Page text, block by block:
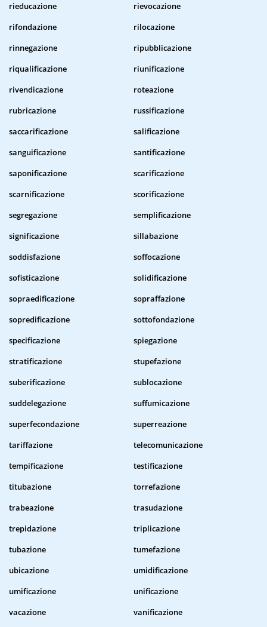
rieducazione
rievocazione
rifondazione
rilocazione
rinnegazione
ripubblicazione
riqualificazione
riunificazione
rivendicazione
roteazione
rubricazione
russificazione
saccarificazione
salificazione
sanguificazione
santificazione
saponificazione
scarificazione
scarnificazione
scorificazione
segregazione
semplificazione
significazione
sillabazione
soddisfazione
soffocazione
sofisticazione
solidificazione
sopraedificazione
sopraffazione
sopredificazione
sottofondazione
specificazione
spiegazione
stratificazione
stupefazione
suberificazione
sublocazione
suddelegazione
suffumicazione
superfecondazione
superreazione
tariffazione
telecomunicazione
tempificazione
testificazione
titubazione
torrefazione
trabeazione
trasudazione
trepidazione
triplicazione
tubazione
tumefazione
ubicazione
umidificazione
umificazione
unificazione
vacazione
vanificazione